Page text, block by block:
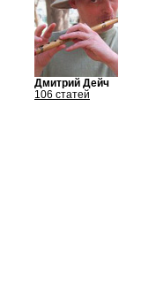
Дмитрий Дейч
106 статей